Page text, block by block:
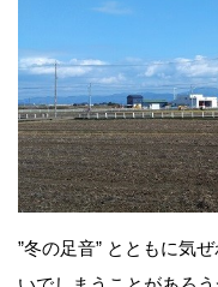
”冬の足音” とともに気
前
後
の